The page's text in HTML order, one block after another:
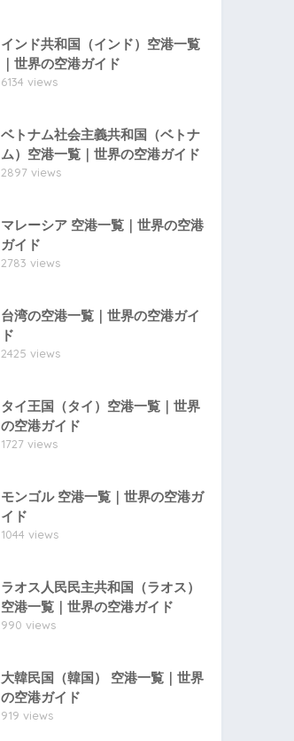
インド共和国（インド）空港一覧
｜世界の空港ガイド
6134 views
ベトナム社会主義共和国（ベトナ
ム）空港一覧｜世界の空港ガイド
2897 views
マレーシア 空港一覧｜世界の空港
ガイド
2783 views
台湾の空港一覧｜世界の空港ガイ
ド
2425 views
タイ王国（タイ）空港一覧｜世界
の空港ガイド
1727 views
モンゴル 空港一覧｜世界の空港ガ
イド
1044 views
ラオス人民民主共和国（ラオス）
空港一覧｜世界の空港ガイド
990 views
大韓民国（韓国） 空港一覧｜世界
の空港ガイド
919 views